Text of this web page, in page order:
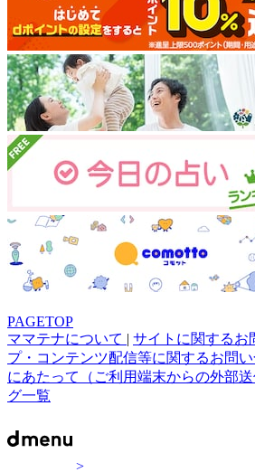
PAGETOP
ママテナについて | サイトに関するお
プ・コンテンツ配信等に関するお問
にあたって（ご利用端末からの外部
グ一覧
>